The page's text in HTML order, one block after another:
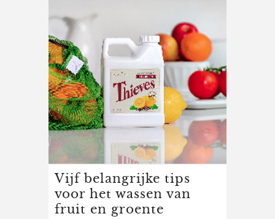
Vijf belangrijke tips
voor het wassen van
fruit en groente